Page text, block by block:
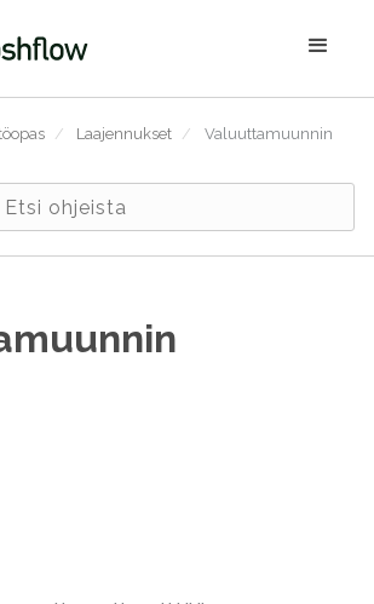
/ Laajennukset / Valuuttamuunnin